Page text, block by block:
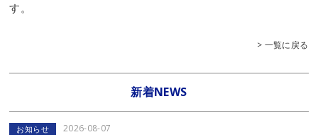
す。
> 一覧に戻る
新着NEWS
お知らせ 2026-08-07